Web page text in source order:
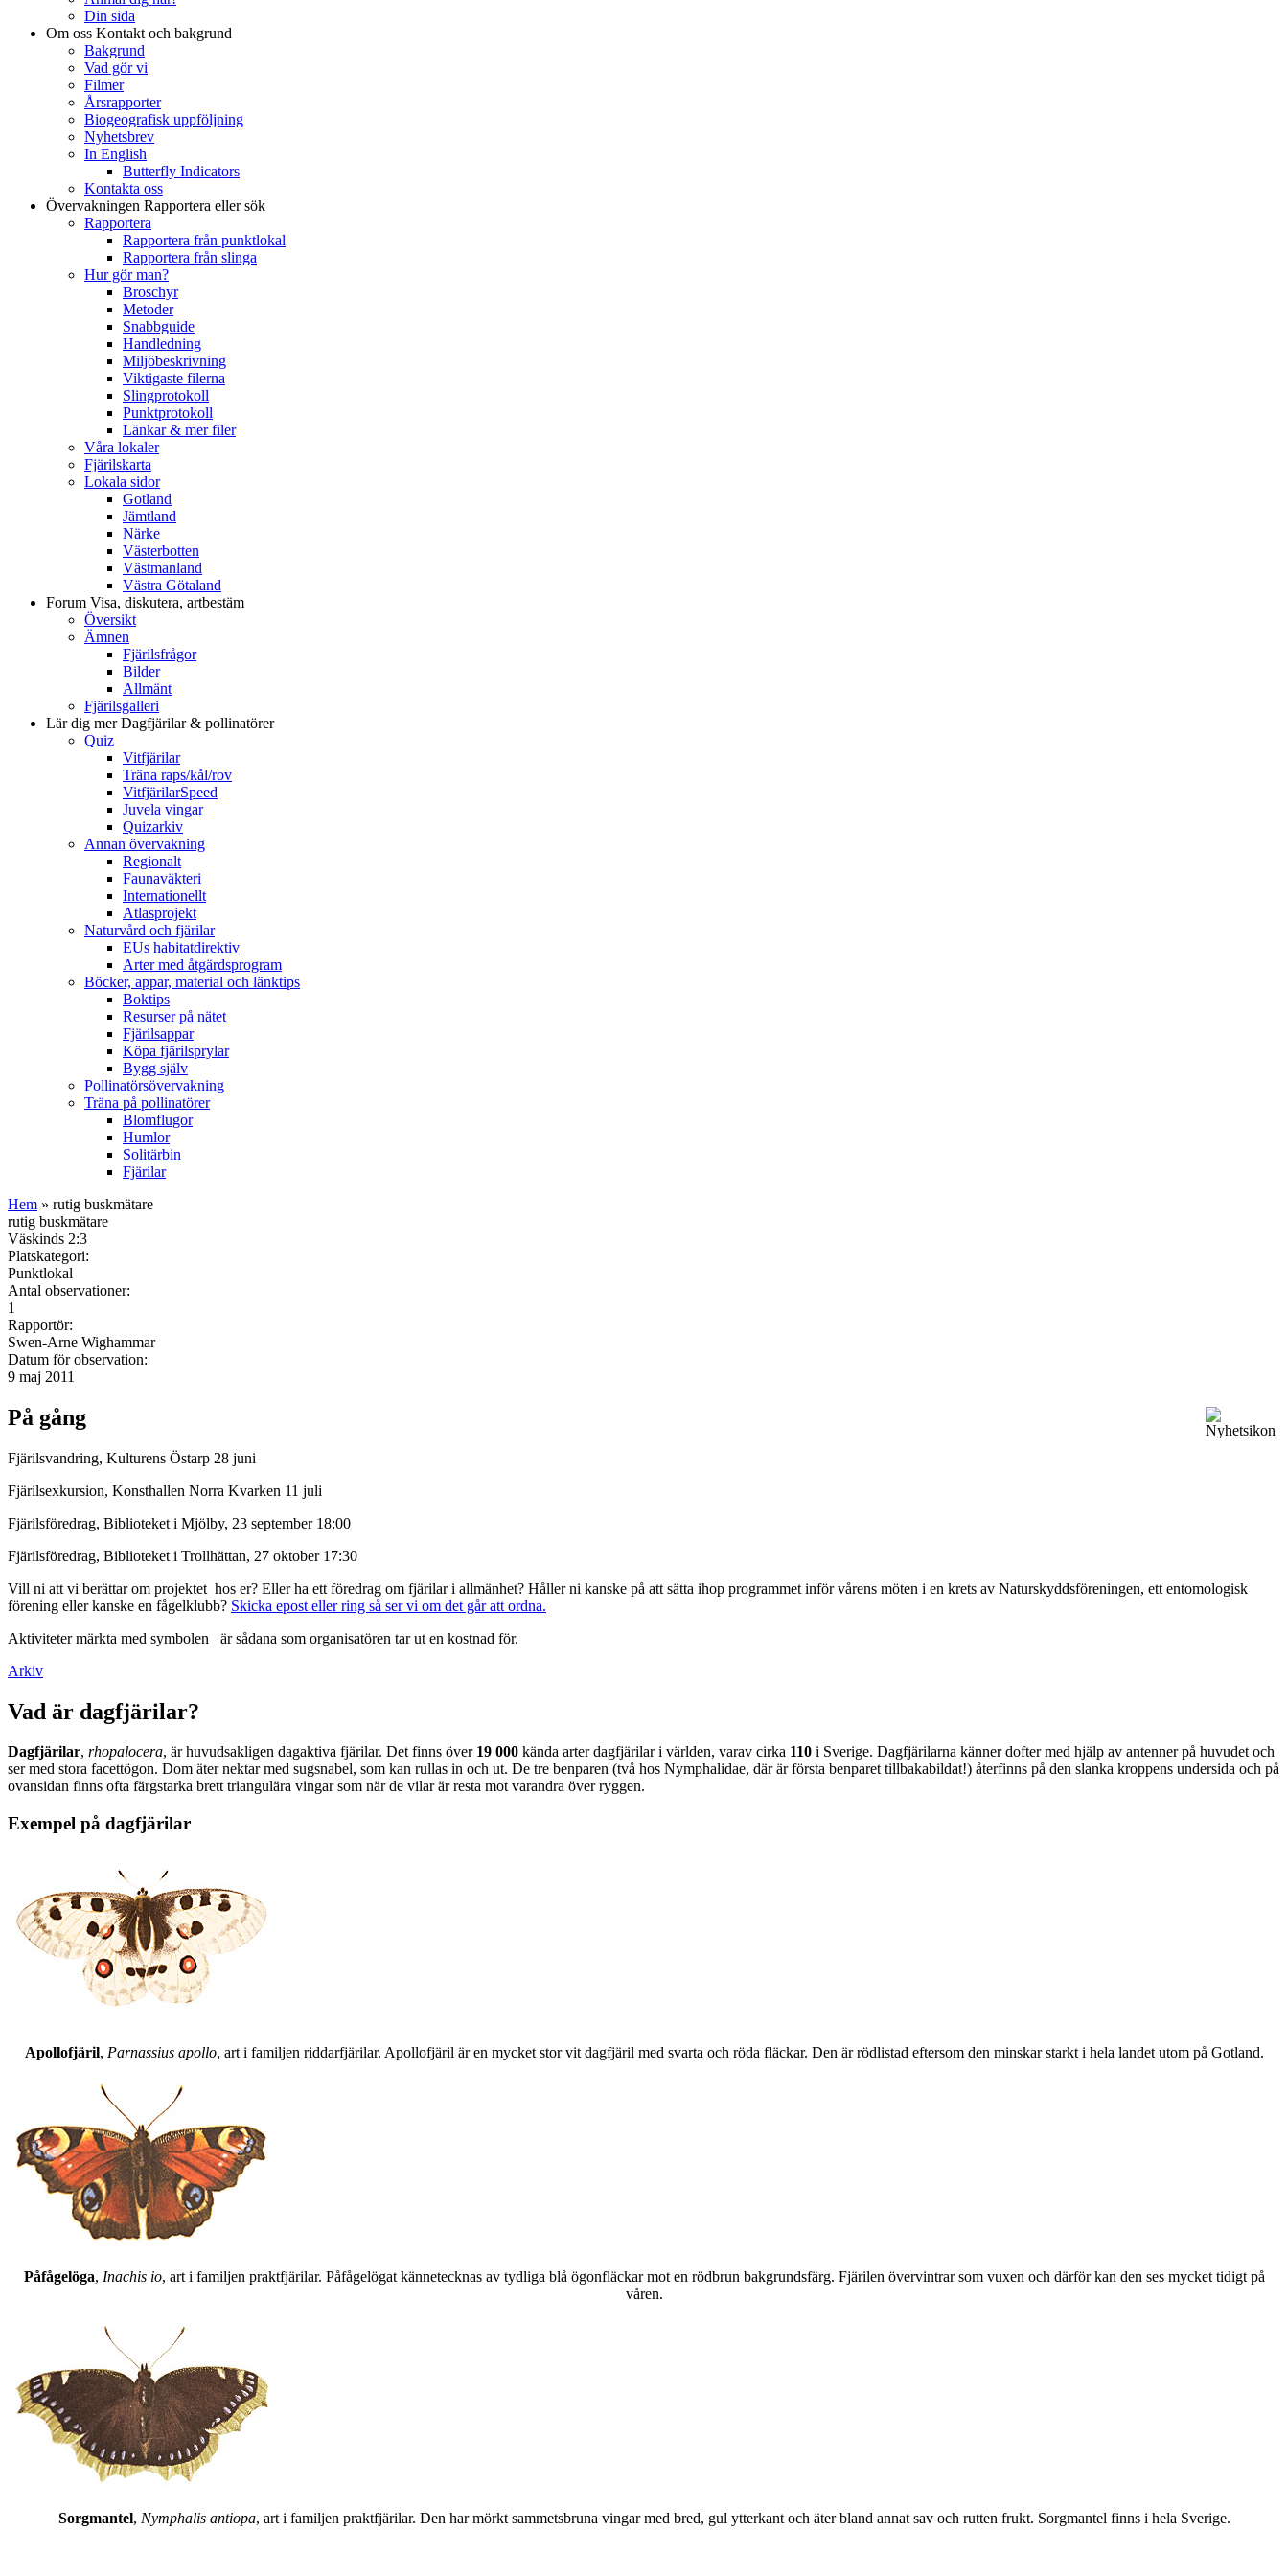
Din sida
Om oss Kontakt och bakgrund
Bakgrund
Vad gör vi
Filmer
Årsrapporter
Biogeografisk uppföljning
Nyhetsbrev
In English
Butterfly Indicators
Kontakta oss
Övervakningen Rapportera eller sök
Rapportera
Rapportera från punktlokal
Rapportera från slinga
Hur gör man?
Broschyr
Metoder
Snabbguide
Handledning
Miljöbeskrivning
Viktigaste filerna
Slingprotokoll
Punktprotokoll
Länkar & mer filer
Våra lokaler
Fjärilskarta
Lokala sidor
Gotland
Jämtland
Närke
Västerbotten
Västmanland
Västra Götaland
Forum Visa, diskutera, artbestäm
Översikt
Ämnen
Fjärilsfrågor
Bilder
Allmänt
Fjärilsgalleri
Lär dig merDagfjärilar & pollinatörer
Quiz
Vitfjärilar
Träna raps/kål/rov
VitfjärilarSpeed
Juvela vingar
Quizarkiv
Annan övervakning
Regionalt
Faunaväkteri
Internationellt
Atlasprojekt
Naturvård och fjärilar
EUs habitatdirektiv
Arter med åtgärdsprogram
Böcker, appar, material och länktips
Boktips
Resurser på nätet
Fjärilsappar
Köpa fjärilsprylar
Bygg själv
Pollinatörsövervakning
Träna på pollinatörer
Blomflugor
Humlor
Solitärbin
Fjärilar
Hem » rutig buskmätare
rutig buskmätare
Väskinds 2:3
Platskategori:
Punktlokal
Antal observationer:
1
Rapportör:
Swen-Arne Wighammar
Datum för observation:
9 maj 2011
På gång
Fjärilsvandring, Kulturens Östarp 28 juni
Fjärilsexkursion, Konsthallen Norra Kvarken 11 juli
Fjärilsföredrag, Biblioteket i Mjölby, 23 september 18:00
Fjärilsföredrag, Biblioteket i Trollhättan, 27 oktober 17:30
Vill ni att vi berättar om projektet hos er? Eller ha ett föredrag om fjärilar i allmänhet? Håller ni kanske på att sätta ihop programmet inför vårens möten i en krets av Naturskyddsföreningen, ett entomologisk
förening eller kanske en fågelklubb? Skicka epost eller ring så ser vi om det går att ordna.
Aktiviteter märkta med symbolen
är sådana som organisatören tar ut en kostnad för.
Arkiv
Vad är dagfjärilar?
Dagfjärilar, rhopalocera, är huvudsakligen dagaktiva fjärilar. Det finns över 19 000 kända arter dagfjärilar i världen, varav cirka 110 i Sverige. Dagfjärilarna känner dofter med hjälp av antenner på huvudet och
ser med stora facettögon. Dom äter nektar med sugsnabel, som kan rullas in och ut. De tre benparen (två hos Nymphalidae, där är första benparet tillbakabildat!) återfinns på den slanka kroppens undersida och på
ovansidan finns ofta färgstarka brett triangulära vingar som när de vilar är resta mot varandra över ryggen.
Exempel på dagfjärilar
Apollofjäril, Parnassius apollo, art i familjen riddarfjärilar. Apollofjäril är en mycket stor vit dagfjäril med svarta och röda fläckar. Den är rödlistad eftersom den minskar starkt i hela landet utom på Gotland.
Påfågelöga, Inachis io, art i familjen praktfjärilar. Påfågelögat kännetecknas av tydliga blå ögonfläckar mot en rödbrun bakgrundsfärg. Fjärilen övervintrar som vuxen och därför kan den ses mycket tidigt på
våren.
Sorgmantel, Nymphalis antiopa, art i familjen praktfjärilar. Den har mörkt sammetsbruna vingar med bred, gul ytterkant och äter bland annat sav och rutten frukt. Sorgmantel finns i hela Sverige.